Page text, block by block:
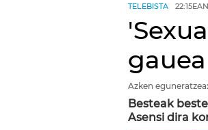
TELEBISTA
Azken eguneratzea:
Besteak
Asensi dira